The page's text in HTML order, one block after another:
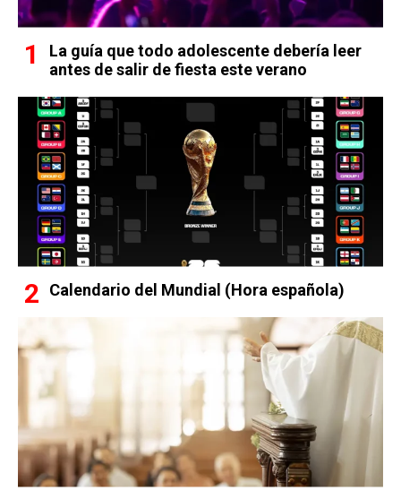
La guía que todo adolescente debería leer
antes de salir de fiesta este verano
Calendario del Mundial (Hora española)